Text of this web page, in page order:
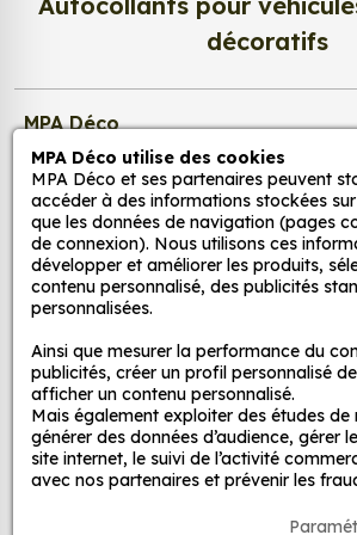
utilisés pour ajouter une
la cuisine. Ils peuvent être
accessoires de cuisine.
utilisés pour créer une
relaxante dans la salle de
être utilisés pour décorer les
les accessoires de salle de
Pour le salon : nos stickers
pour créer une ambiance
accueillante dans le salon. Ils
utilisés pour décorer les murs,
les accessoires de salon.
Voici quelques exemples
5
Excellent produit pour le
03/12/2014
5
excellent motif...j'adore
21/09/2014
14/08/2014
4
bon
décoratifs
MPA Déco
Nos services
Nos sites
Aide
A propos
MPA Déco utilise des cookies
MPA Déco et ses partenaires peuvent
accéder à des informations stockées
que les données de navigation (pages
de connexion). Nous utilisons ces
développer et améliorer les produits,
contenu personnalisé, des publicités
personnalisées.
Ainsi que mesurer la performance du
publicités, créer un profil personnalisé
afficher un contenu personnalisé.
Mais également exploiter des études
générer des données d’audience, gérer
site internet, le suivi de l’activité
avec nos partenaires et prévenir les